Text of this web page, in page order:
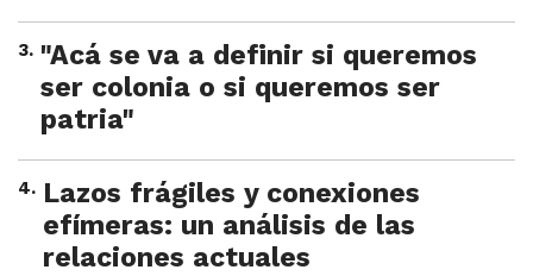
3. "Acá se va a definir si queremos
ser colonia o si queremos ser
patria"
4. Lazos frágiles y conexiones
efímeras: un análisis de las
relaciones actuales